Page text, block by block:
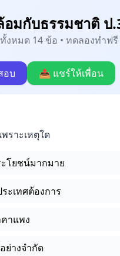
มกับธรรมชาติ ป
งหมด 14 ข้อ • ทดลองทำฟ
อบ 📤 แชร์ให้เพื่อน
ราะเหตุใด
ะโยชน์มากมาย
ะเทศต้องการ
าแพง
ย่างจำกัด